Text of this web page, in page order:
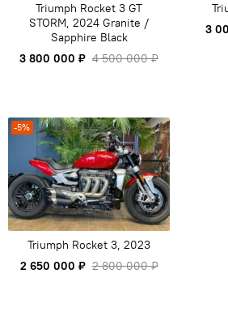
Triumph Rocket 3 GT
STORM, 2024 Granite /
Sapphire Black
3 800 000 ₽ 4 500 000 ₽
3
-5%
Triumph Rocket 3, 2023
2 650 000 ₽ 2 800 000 ₽